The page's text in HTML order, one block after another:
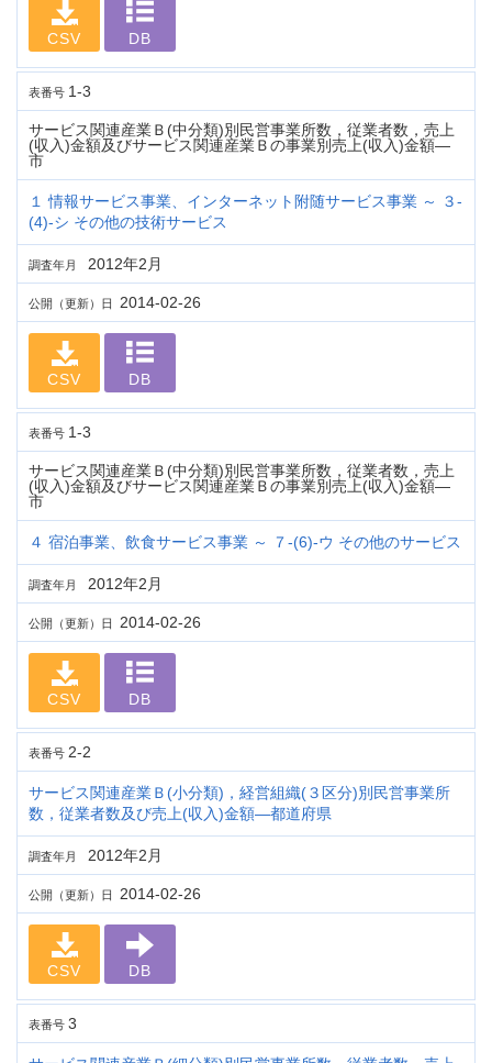
CSV DB
表番号 1-3
サービス関連産業Ｂ(中分類)別民営事業所数，従業者数，売上
(収入)金額及びサービス関連産業Ｂの事業別売上(収入)金額―
市
１ 情報サービス事業、インターネット附随サービス事業 ～ ３-
(4)-シ その他の技術サービス
調査年月 2012年2月
公開（更新）日 2014-02-26
CSV DB
表番号 1-3
サービス関連産業Ｂ(中分類)別民営事業所数，従業者数，売上
(収入)金額及びサービス関連産業Ｂの事業別売上(収入)金額―
市
４ 宿泊事業、飲食サービス事業 ～ ７-(6)-ウ その他のサービス
調査年月 2012年2月
公開（更新）日 2014-02-26
CSV DB
表番号 2-2
サービス関連産業Ｂ(小分類)，経営組織(３区分)別民営事業所
数，従業者数及び売上(収入)金額―都道府県
調査年月 2012年2月
公開（更新）日 2014-02-26
CSV DB
表番号 3